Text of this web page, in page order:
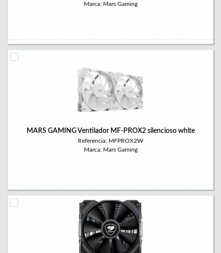
Marca: Mars Gaming
MARS GAMING Ventilador MF-PROX2 silencioso white
Referencia: MFPROX2W
Marca: Mars Gaming